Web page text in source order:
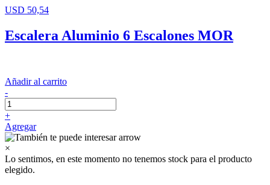
USD 50,54
Escalera Aluminio 6 Escalones MOR
Añadir al carrito
-
+
Agregar
×
Lo sentimos, en este momento no tenemos stock para el producto
elegido.